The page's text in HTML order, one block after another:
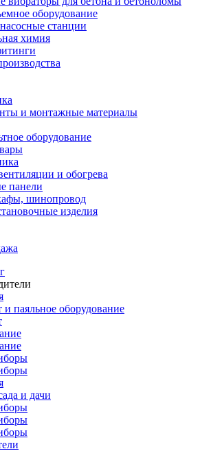
оборудование
станции
химия
и монтажные материалы
оборудование
и обогрева
панели
шинопровод
изделия